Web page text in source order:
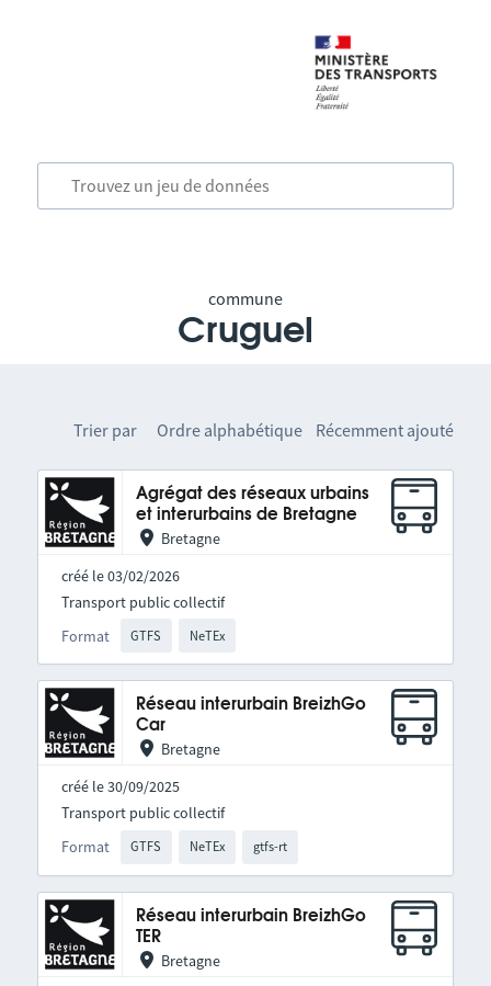
commune
Cruguel
Trier par Ordre alphabétique Récemment ajouté
Agrégat des réseaux urbains
et interurbains de Bretagne
Bretagne
créé le 03/02/2026
Format GTFS NeTEx
Transport public collectif
Réseau interurbain BreizhGo
Car
Bretagne
créé le 30/09/2025
Format GTFS NeTEx gtfs-rt
Transport public collectif
Réseau interurbain BreizhGo
TER
Bretagne